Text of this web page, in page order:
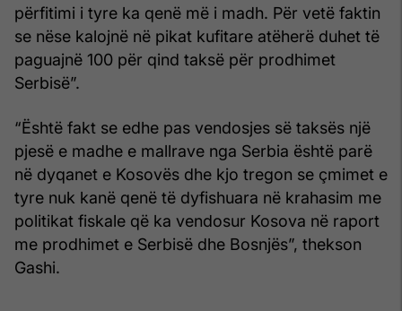
përfitimi i tyre ka qenë më i madh. Për vetë faktin
se nëse kalojnë në pikat kufitare atëherë duhet të
paguajnë 100 për qind taksë për prodhimet
Serbisë”.
“Është fakt se edhe pas vendosjes së taksës një
pjesë e madhe e mallrave nga Serbia është parë
në dyqanet e Kosovës dhe kjo tregon se çmimet e
tyre nuk kanë qenë të dyfishuara në krahasim me
politikat fiskale që ka vendosur Kosova në raport
me prodhimet e Serbisë dhe Bosnjës”, thekson
Gashi.